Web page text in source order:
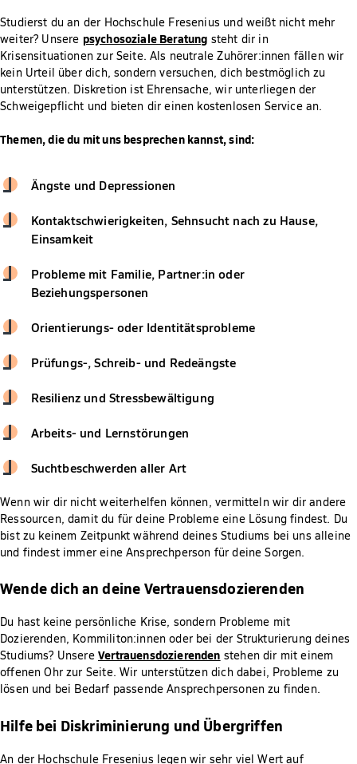
Studierst du an der Hochschule Fresenius und weißt nicht mehr
weiter? Unsere psychosoziale Beratung steht dir in
Krisensituationen zur Seite. Als neutrale Zuhörer:innen fällen wir
kein Urteil über dich, sondern versuchen, dich bestmöglich zu
unterstützen. Diskretion ist Ehrensache, wir unterliegen der
Schweigepflicht und bieten dir einen kostenlosen Service an.
Themen, die du mit uns besprechen kannst, sind:
Ängste und Depressionen
Kontaktschwierigkeiten, Sehnsucht nach zu Hause,
Einsamkeit
Probleme mit Familie, Partner:in oder
Beziehungspersonen
Orientierungs- oder Identitätsprobleme
Prüfungs-, Schreib- und Redeängste
Resilienz und Stressbewältigung
Arbeits- und Lernstörungen
Suchtbeschwerden aller Art
Wenn wir dir nicht weiterhelfen können, vermitteln wir dir andere
Ressourcen, damit du für deine Probleme eine Lösung findest. Du
bist zu keinem Zeitpunkt während deines Studiums bei uns alleine
und findest immer eine Ansprechperson für deine Sorgen.
Wende dich an deine Vertrauensdozierenden
Du hast keine persönliche Krise, sondern Probleme mit
Dozierenden, Kommiliton:innen oder bei der Strukturierung deines
Studiums? Unsere Vertrauensdozierenden stehen dir mit einem
offenen Ohr zur Seite. Wir unterstützen dich dabei, Probleme zu
lösen und bei Bedarf passende Ansprechpersonen zu finden.
Hilfe bei Diskriminierung und Übergriffen
An der Hochschule Fresenius legen wir sehr viel Wert auf